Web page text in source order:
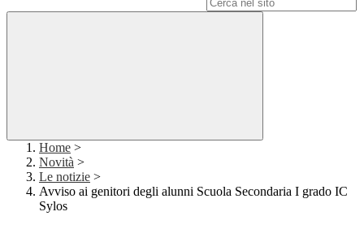
Home >
Novità >
Le notizie >
Avviso ai genitori degli alunni Scuola Secondaria I grado IC
Sylos